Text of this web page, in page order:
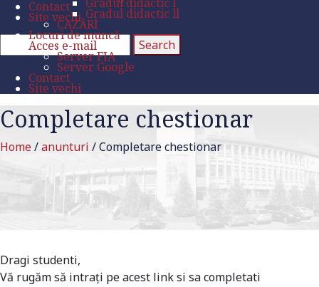
Contact
Site vechi Gradul didactic ll
CAZĂRI
Locuri de muncă
Acces e-mail
Server FIA
Server Google
Contact
Site vechi
Completare chestionar
Home/anunturi /Completare chestionar
Dragi studenti,
Vă rugăm să intrați pe acest link si sa completati